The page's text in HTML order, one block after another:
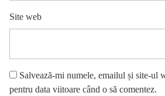
Site web
Salvează-mi numele, emailul și site-ul
pentru data viitoare când o să comentez.